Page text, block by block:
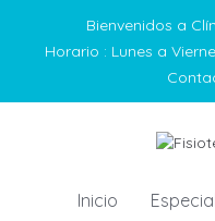
Bienvenidos a
Horario : Lunes a
Inicio